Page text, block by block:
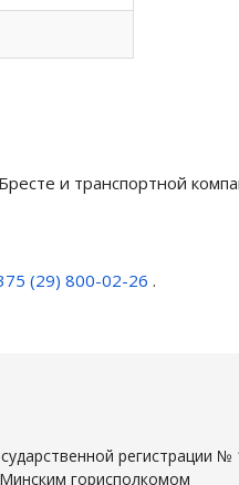
и транспортной
(29) 800-02-26 .
регистрации №
горисполкомом